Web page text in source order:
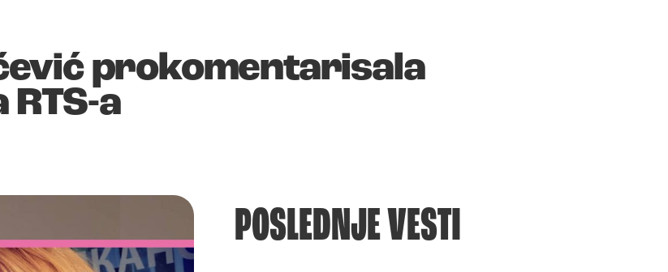
prokomentarisala
a
POSLEDNJE VESTI